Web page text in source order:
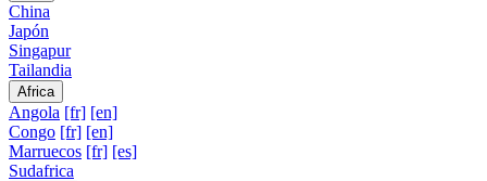
China
Japón
Singapur
Tailandia
Africa
Angola [fr] [en]
Congo [fr] [en]
Marruecos [fr] [es]
Sudafrica